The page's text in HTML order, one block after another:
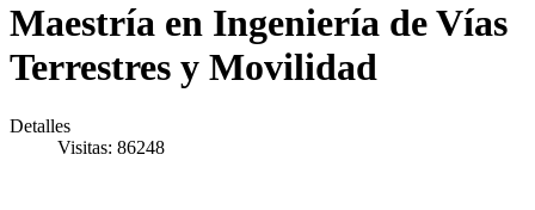
Maestría en Ingeniería de Vías
Terrestres y Movilidad
Detalles
Visitas: 86248